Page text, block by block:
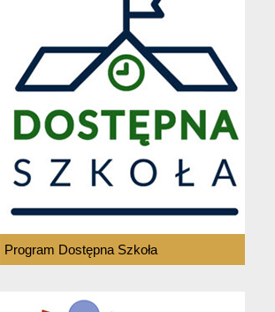
Program Dostępna Szkoła